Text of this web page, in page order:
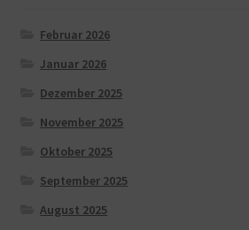
Februar 2026
Januar 2026
Dezember 2025
November 2025
Oktober 2025
September 2025
August 2025